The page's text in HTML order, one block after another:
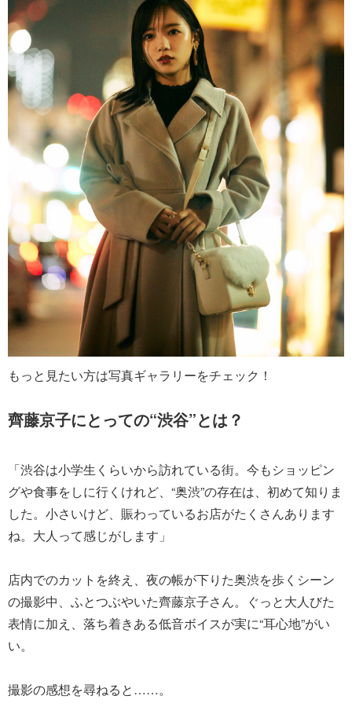
もっと見たい方は写真ギャラリーをチェック！
齊藤京子にとっての“渋谷”とは？
「渋谷は小学生くらいから訪れている街。今もショッピン
グや食事をしに行くけれど、“奥渋”の存在は、初めて知りま
した。小さいけど、賑わっているお店がたくさんあります
ね。大人って感じがします」
店内でのカットを終え、夜の帳が下りた奥渋を歩くシーン
の撮影中、ふとつぶやいた齊藤京子さん。ぐっと大人びた
表情に加え、落ち着きある低音ボイスが実に“耳心地”がい
い。
撮影の感想を尋ねると……。